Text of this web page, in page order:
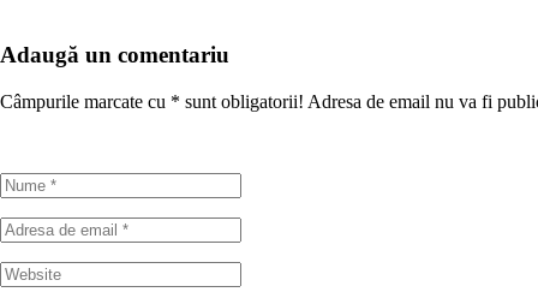
Adaugă un comentariu
Câmpurile marcate cu * sunt obligatorii! Adresa de email nu va fi